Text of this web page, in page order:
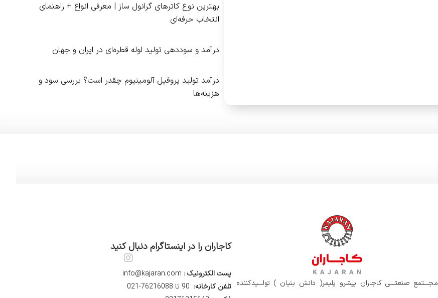
بهترین نوع کاترهای گرانول‌ ساز | معرفی انواع + راهنمای
انتخاب حرفه‌ای
درآمد و سوددهی تولید لوله قطره‌ای در ایران و جهان
درآمد تولید پروفیل آلومینیوم چقدر است؟ بررسی سود و
هزینه‌ها
مجـــتمع صنعتـــی کاجاران پیشرو پلیمر( دانش بنیان ) تولـــیدکننده
کاجاران را در اینستاگرام دنبال کنید
I
n
s
t
پست الکترونیک : info@kajaran.com
تلفن کارخانه: 90 تا 76216088-021